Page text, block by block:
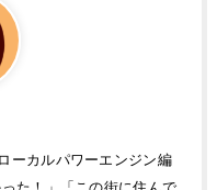
ーカルパワーエンジン編